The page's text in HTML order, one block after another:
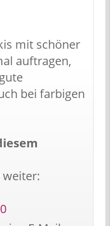
mit schöner
auftragen,
bei farbigen